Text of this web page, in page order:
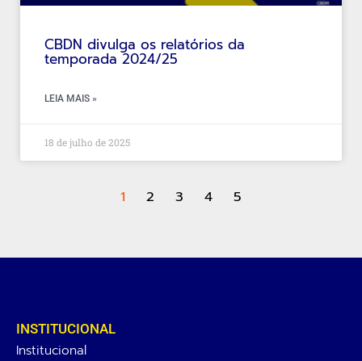
CBDN divulga os relatórios da
temporada 2024/25
LEIA MAIS »
18 de julho de 2025
1 2 3 4 5
INSTITUCIONAL
Institucional